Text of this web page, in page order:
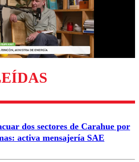
Enviar comentario
dos sectores de Carahue por
activa mensajería SAE